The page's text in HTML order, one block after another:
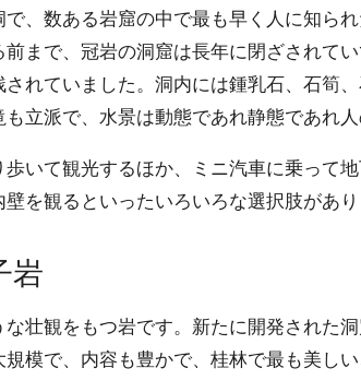
、数ある岩窟の中で最も早く人に知ら
まで、冠岩の洞窟は長年に閉ざされてい
れていました。洞内には鍾乳石、石筍
立派で、水景は動態であれ静態であれ人
歩いて観光するほか、ミニ汽車に乗って
を観るといったいろいろな選択肢があり
岩
壮観をもつ岩です。新たに開発された
模で、内容も豊かで、桂林で最も美し